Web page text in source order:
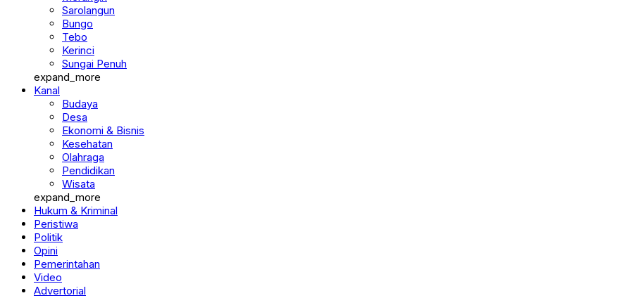
Sarolangun
Bungo
Tebo
Kerinci
Sungai Penuh
expand_more
Kanal
Budaya
Desa
Ekonomi & Bisnis
Kesehatan
Olahraga
Pendidikan
Wisata
expand_more
Hukum & Kriminal
Peristiwa
Politik
Opini
Pemerintahan
Video
Advertorial